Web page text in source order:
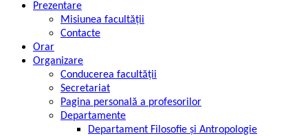
Prezentare
Misiunea facultății
Contacte
Orar
Organizare
Conducerea facultății
Secretariat
Pagina personală a profesorilor
Departamente
Departament Filosofie şi Antropologie